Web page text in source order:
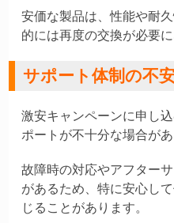
安価な製品は、性能や耐
的には再度の交換が必要
サポート体制の不
激安キャンペーンに申し
ポートが不十分な場合があ
故障時の対応やアフター
があるため、特に安心し
じることがあります。